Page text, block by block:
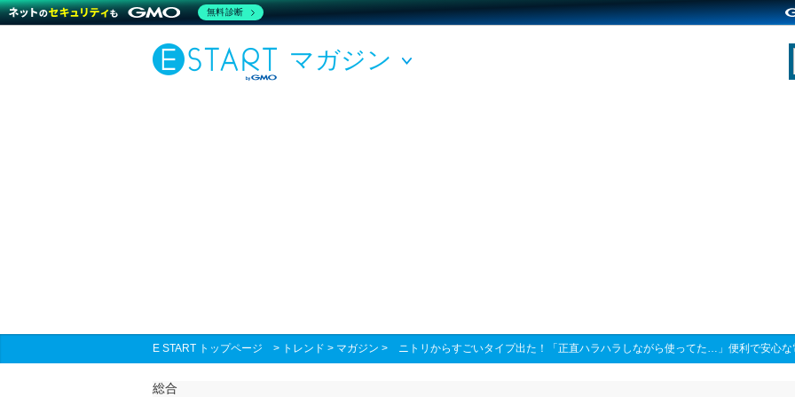
マガジン
E START トップページ > トレンド > マガジン > ニトリからすごいタイプ出た！「正直ハラハラしながら使ってた…」便利で安心な
総合
無料診断